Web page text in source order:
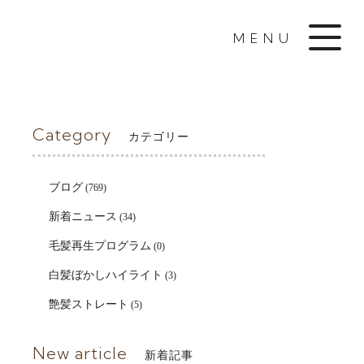
MENU
Category カテゴリー
ブログ (769)
新着ニュース (34)
毛髪再生プログラム (0)
白髪ぼかしハイライト (3)
艶髪ストレート (5)
New article 新着記事